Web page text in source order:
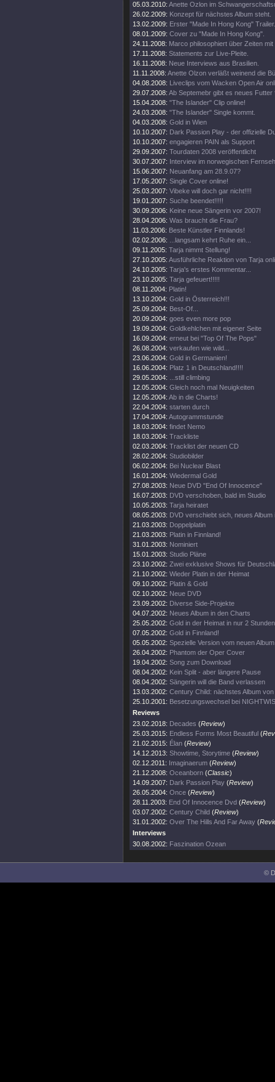
05.03.2010: Anette Ozlon im
26.02.2009: Konzept für nächstes Album steht.
13.02.2009: Erster "Made In Hong Kong" Trailer.
08.01.2009: Cover zu "Made In Hong Kong".
24.11.2008: Marco philosophiert über Zeiten mit
17.11.2008: Statements zur Live-Pleite.
16.11.2008: Neue Interviews aus Brasilien.
11.11.2008: Anette Olzon verläßt weinend die
04.08.2008: Liveclips vom Wacken Open Air
29.07.2008: Ab Septemebr gibt es neues Futter
15.04.2008: "The Islander" Clip online!
24.03.2008: "The Islander" Single kommt.
04.03.2008: Gold in Wien
10.10.2007: Dark Passion Play - der offizielle
10.10.2007: engagieren PAIN als Support
29.09.2007: Tourdaten 2008 veröffentlicht
30.07.2007: Interview im norwegischen
15.06.2007: Neuanfang am 28.9.07?
17.05.2007: Single Cover online!
25.03.2007: Vibeke will doch gar nicht!!!!
19.01.2007: Suche beendet!!!!!
30.09.2006: Keine neue Sängerin vor 2007!
28.04.2006: Was braucht die Frau?
11.03.2006: Beste Künstler Finnlands!
02.02.2006:
...langsam kehrt Ruhe ein...
09.11.2005: Tarja nimmt Stellung!
27.10.2005: Ausführliche Reaktion von Tarja
24.10.2005: Tarja's erstes Kommentar...
23.10.2005: Tarja gefeuert!!!!!
08.11.2004: Platin!
13.10.2004: Gold in Österreich!!!
25.09.2004: Best-Of...
20.09.2004: goes even more pop
19.09.2004: Goldkehlchen mit eigener Seite
16.09.2004: erneut bei "Top Of The Pops"
26.08.2004: verkaufen wie wild...
23.06.2004: Gold in Germanien!
16.06.2004: Platz 1 in Deutschland!!!!
29.05.2004:
...still climbing
12.05.2004: Gleich noch mal Neuigkeiten
12.05.2004: Ab in die Charts!
22.04.2004: starten durch
17.04.2004: Autogrammstunde
18.03.2004: findet Nemo
18.03.2004: Trackliste
02.03.2004: Tracklist der neuen CD
28.02.2004: Studiobilder
06.02.2004: Bei Nuclear Blast
16.01.2004: Wiedermal Gold
27.08.2003: Neue DVD "End Of Innocence"
16.07.2003: DVD verschoben, bald im Studio
10.05.2003: Tarja heiratet
08.05.2003: DVD verschiebt sich, neues Album
21.03.2003: Doppelplatin
21.03.2003: Platin in Finnland!
31.01.2003: Nominiert
15.01.2003: Studio Pläne
23.10.2002: Zwei exklusive Shows für
21.10.2002: Wieder Platin in der Heimat
09.10.2002: Platin & Gold
02.10.2002: Neue DVD
23.09.2002: Diverse Side-Projekte
04.07.2002: Neues Album in den Charts
25.05.2002: Gold in der Heimat in nur 2 Stunden
07.05.2002: Gold in Finnland!
05.05.2002: Spezielle Version vom neuen Album
26.04.2002: Phantom der Oper Cover
19.04.2002: Song zum Download
08.04.2002: Kein Split - aber längere Pause
08.04.2002: Sängerin will die Band verlassen
13.03.2002: Century Child: nächstes Album
25.10.2001: Besetzungswechsel bei
Reviews
23.02.2018: Decades (Review)
25.03.2015: Endless Forms Most Beautiful (
21.02.2015: Élan (Review)
14.12.2013: Showtime, Storytime (Review)
02.12.2011: Imaginaerum (Review)
21.12.2008: Oceanborn (Classic)
14.09.2007: Dark Passion Play (Review)
26.05.2004: Once (Review)
28.11.2003: End Of Innocence Dvd (Review)
03.07.2002: Century Child (Review)
31.01.2002: Over The Hills And Far Away (
Interviews
30.08.2002: Faszination Ozean
©